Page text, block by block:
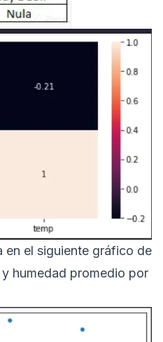
en el siguiente gráfico de
humedad promedio por